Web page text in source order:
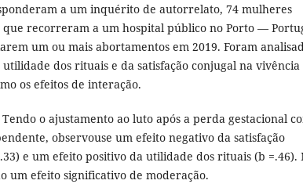
a um inquérito de autorrelato, 74 mulheres
que recorreram a um hospital público no Porto —
um ou mais abortamentos em 2019. Foram
utilidade dos rituais e da satisfação conjugal na vivência
os efeitos de interação.
Tendo o ajustamento ao luto após a perda gestacional
observouse um efeito negativo da satisfação
e um efeito positivo da utilidade dos rituais (b =.46).
um efeito significativo de moderação.